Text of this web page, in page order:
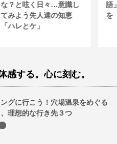
な？と呟く日々…意識し
てみよう先人達の知恵
「ハレとケ」
語
を
感する。心に刻む。
グに行こう！穴場温泉をめぐる
理想的な行き先３つ